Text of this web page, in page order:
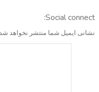
Social connect:
نشانی ایمیل شما منتشر نخواهد